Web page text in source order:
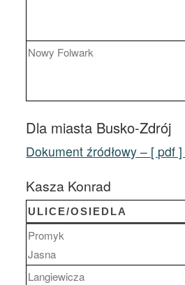
Nowy Folwark
Dla miasta Busko-Zdrój
Dokument źródłowy – [ pdf
Kasza Konrad
ULICE/OSIEDLA
Promyk
Jasna
Langiewicza